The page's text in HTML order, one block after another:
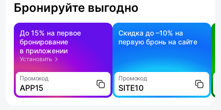
Бронируйте выгодно
До 15% на первое
бронирование
в приложении
Установить
Промокод
APP15
Скидка до –10% на
первую бронь на сайте
Промокод
SITE10